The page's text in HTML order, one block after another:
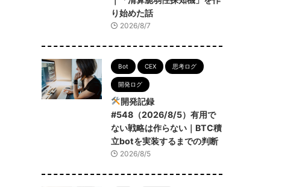
り始めた話
2026/8/7
Bot CEX 思考ログ
開発ログ
開発記録
#548（2026/8/5）有用で
ない戦略は作らない｜BTC積
立botを実装するまでの判断
2026/8/5